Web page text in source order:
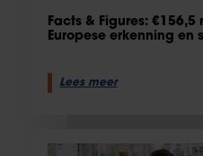
Facts & Figures:
Europese erkenning en
Lees meer